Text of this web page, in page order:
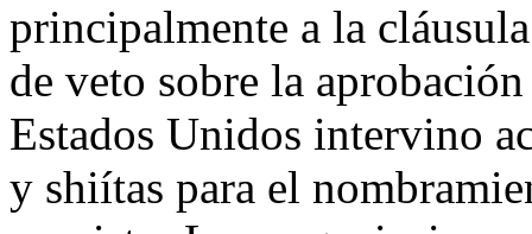
principalmente a la
de veto sobre la
Estados Unidos intervino
y shiítas para el